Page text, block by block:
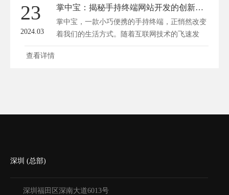
站建设将揭秘网站定制的六大黄金法则，带您领
略精通高端网站定制的...
23
2024.03
掌中宝：揭秘手持终端网站开发的创新之路
掌中宝，一款小巧便携的手持终端，正悄然改变
着我们的生活方式。随着互联网技术的飞速发
展，手持终端网站开发成为了当今社会的一大热
查看详情
深圳 (总部)
深圳福田区深南大道6013号